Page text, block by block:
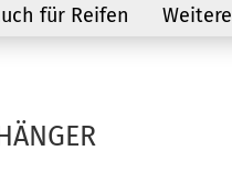
für Reifen Weitere